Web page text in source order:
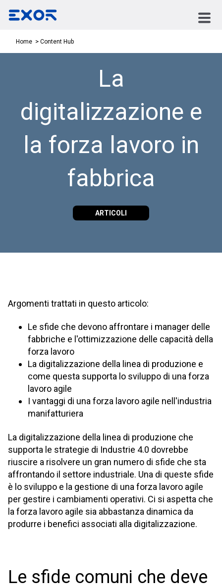
Home Content Hub
La
digitalizzazione e
la forza lavoro in
fabbrica
ARTICOLI
Argomenti trattati in questo articolo:
Le sfide che devono affrontare i manager delle
fabbriche e l'ottimizzazione delle capacità della
forza lavoro
La digitalizzazione della linea di produzione e
come questa supporta lo sviluppo di una forza
lavoro agile
I vantaggi di una forza lavoro agile nell'industria
manifatturiera
La digitalizzazione della linea di produzione che
supporta le strategie di Industrie 4.0 dovrebbe
riuscire a risolvere un gran numero di sfide che sta
affrontando il settore industriale. Una di queste sfide
è lo sviluppo e la gestione di una forza lavoro agile
per gestire i cambiamenti operativi. Ci si aspetta che
la forza lavoro agile sia abbastanza dinamica da
produrre i benefici associati alla digitalizzazione.
Le sfide comuni che deve